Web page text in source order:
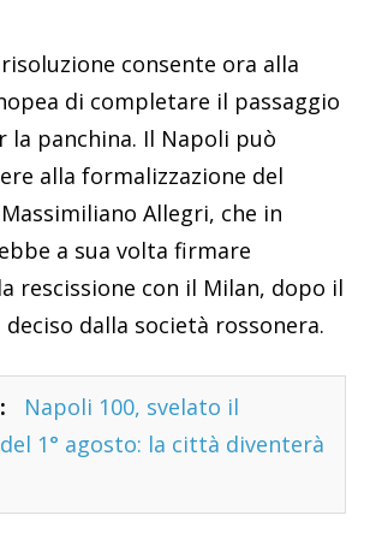
consente ora alla
di completare il passaggio
la panchina. Il Napoli può
alla formalizzazione del
Allegri, che in
a sua volta firmare
rescissione con il Milan, dopo il
dalla società rossonera.
Napoli 100, svelato il
1° agosto: la città diventerà